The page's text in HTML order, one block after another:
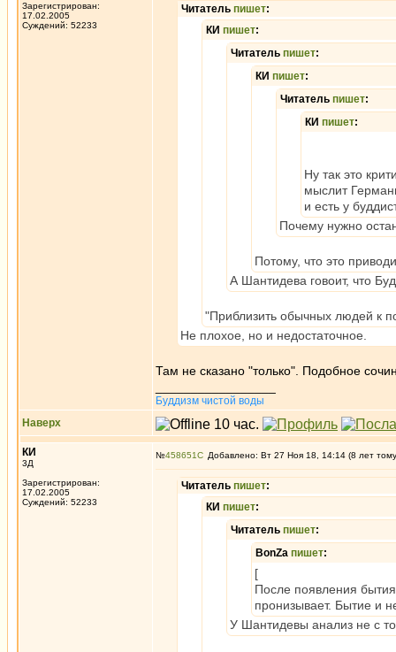
Зарегистрирован:
17.02.2005
Суждений: 52233
Читатель пишет:
КИ пишет:
Читатель пишет:
КИ пишет:
Читатель пишет:
КИ пишет:
Ну так это
мыслит
и есть у
Почему нужно
Потому, что это
А Шантидева говоит, что
"Приблизить обычных людей к
Не плохое, но и недостаточное.
Там не сказано "только". Подобное
Буддизм чистой воды
Наверх
КИ
3Д
Зарегистрирован:
17.02.2005
Суждений: 52233
№458651 Добавлено: Вт 27 Ноя 18, 14:14 (8 лет
Читатель пишет:
КИ пишет:
Читатель пишет:
BonZa пишет:
[
После появления
пронизывает. Бытие и
У Шантидевы анализ не с